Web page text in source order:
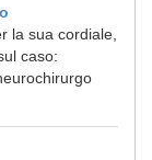
la sua cordiale,
caso: